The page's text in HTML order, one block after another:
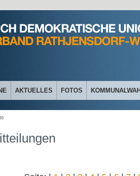
AKTUELLES FOTOS